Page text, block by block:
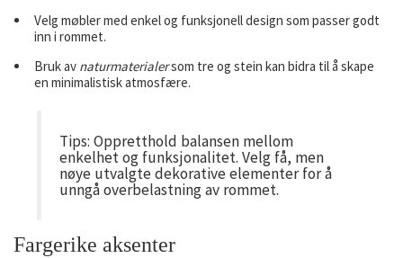
Velg møbler med enkel og funksjonell design som passer godt
inn i rommet.
Bruk av naturmaterialersom tre og stein kan bidra til å skape
en minimalistisk atmosfære.
Tips: Oppretthold balansen mellom
enkelhet og funksjonalitet. Velg få, men
nøye utvalgte dekorative elementer for å
unngå overbelastning av rommet.
Fargerike aksenter